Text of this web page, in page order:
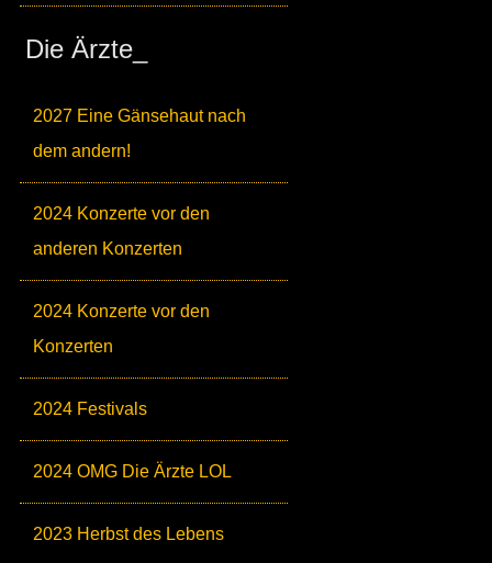
Die Ärzte_
2027 Eine Gänsehaut nach
dem andern!
2024 Konzerte vor den
anderen Konzerten
2024 Konzerte vor den
Konzerten
2024 Festivals
2024 OMG Die Ärzte LOL
2023 Herbst des Lebens